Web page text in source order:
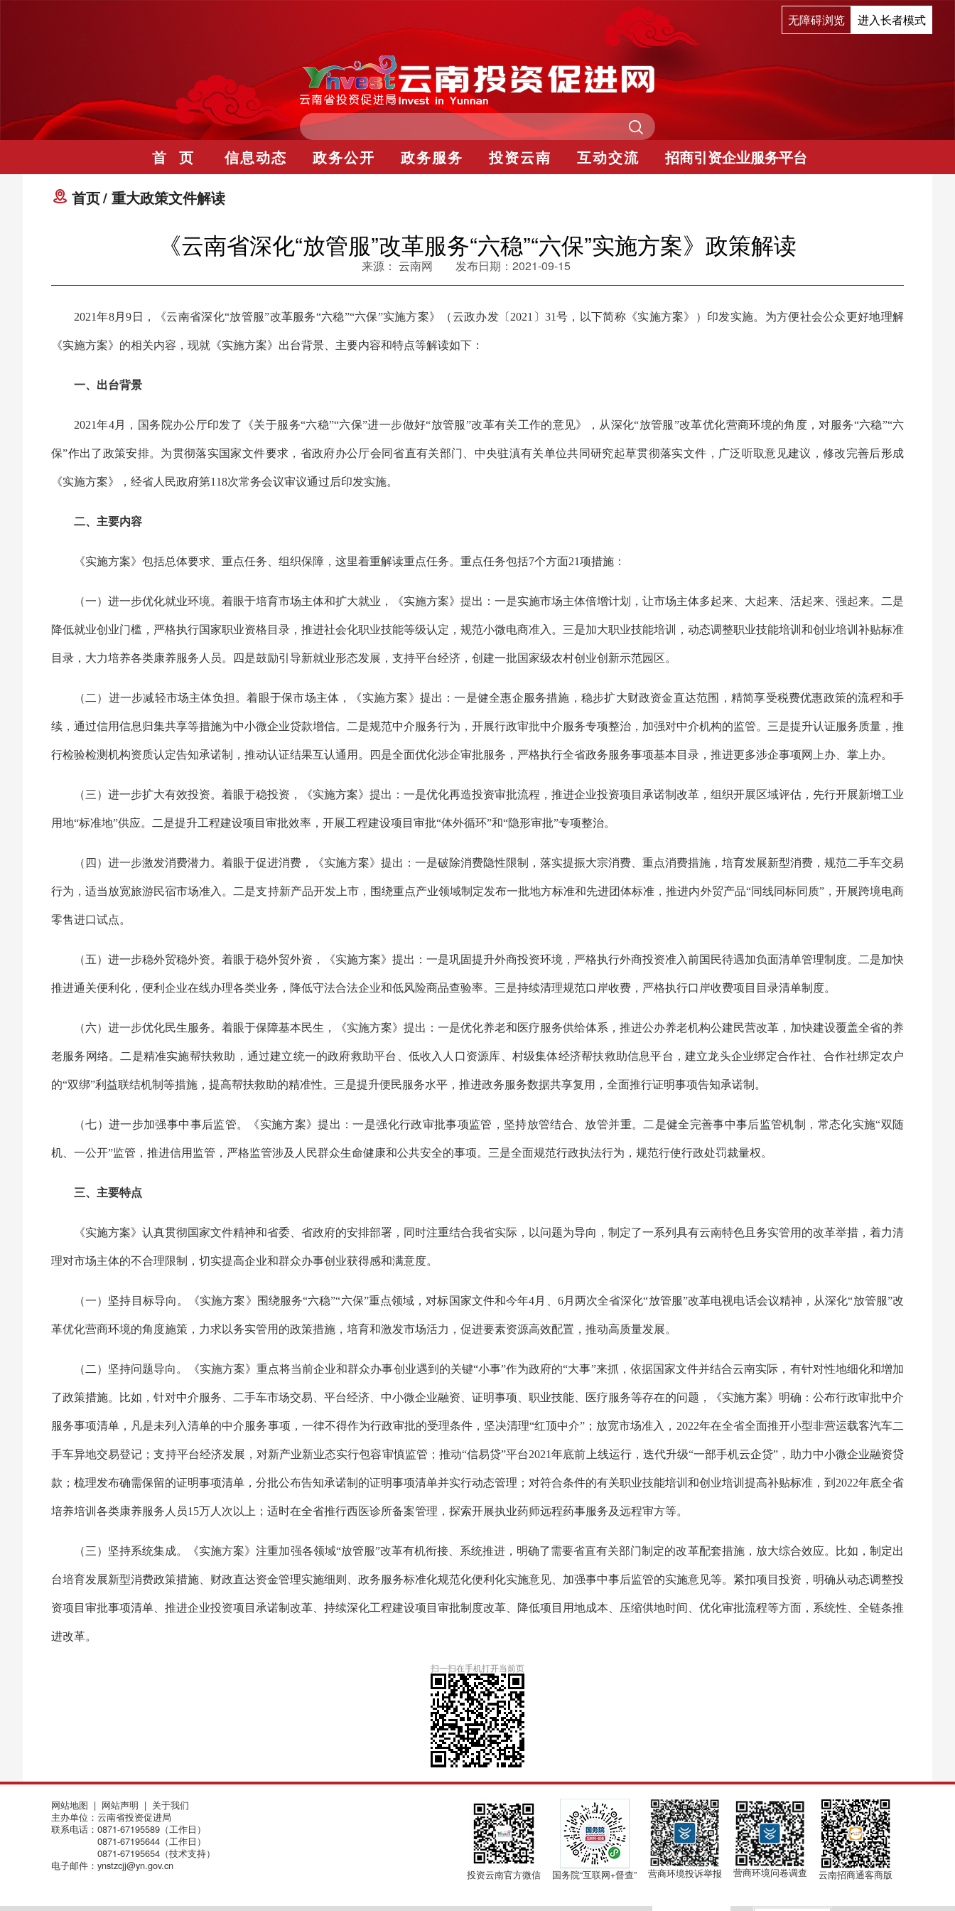
无障碍浏览 进入长者模式
首 页 信息动态 政务公开 政务服务 投资云南 互动交流
招商引资企业服务平台
首页 重大政策文件解读
《云南省深化“放管服”改革服务“六稳”“六保”实施方案》政策解读
来源： 云南网 发布日期： 2021-09-15
2021年8月9日，《云南省深化“放管服”改革服务“六稳”“六保”实施方案》（云政办发〔2021〕31号，以下简称《实施方案》）印发实施。为方便社会公众更好地理解
《实施方案》的相关内容，现就《实施方案》出台背景、主要内容和特点等解读如下：
一、出台背景
2021年4月，国务院办公厅印发了《关于服务“六稳”“六保”进一步做好“放管服”改革有关工作的意见》，从深化“放管服”改革优化营商环境的角度，对服务“六稳”“六
保”作出了政策安排。为贯彻落实国家文件要求，省政府办公厅会同省直有关部门、中央驻滇有关单位共同研究起草贯彻落实文件，广泛听取意见建议，修改完善后形成
《实施方案》，经省人民政府第118次常务会议审议通过后印发实施。
二、主要内容
《实施方案》包括总体要求、重点任务、组织保障，这里着重解读重点任务。重点任务包括7个方面21项措施：
（一）进一步优化就业环境。着眼于培育市场主体和扩大就业，《实施方案》提出：一是实施市场主体倍增计划，让市场主体多起来、大起来、活起来、强起来。二是
降低就业创业门槛，严格执行国家职业资格目录，推进社会化职业技能等级认定，规范小微电商准入。三是加大职业技能培训，动态调整职业技能培训和创业培训补贴标准
目录，大力培养各类康养服务人员。四是鼓励引导新就业形态发展，支持平台经济，创建一批国家级农村创业创新示范园区。
（二）进一步减轻市场主体负担。着眼于保市场主体，《实施方案》提出：一是健全惠企服务措施，稳步扩大财政资金直达范围，精简享受税费优惠政策的流程和手
续，通过信用信息归集共享等措施为中小微企业贷款增信。二是规范中介服务行为，开展行政审批中介服务专项整治，加强对中介机构的监管。三是提升认证服务质量，推
行检验检测机构资质认定告知承诺制，推动认证结果互认通用。四是全面优化涉企审批服务，严格执行全省政务服务事项基本目录，推进更多涉企事项网上办、掌上办。
（三）进一步扩大有效投资。着眼于稳投资，《实施方案》提出：一是优化再造投资审批流程，推进企业投资项目承诺制改革，组织开展区域评估，先行开展新增工业
用地“标准地”供应。二是提升工程建设项目审批效率，开展工程建设项目审批“体外循环”和“隐形审批”专项整治。
（四）进一步激发消费潜力。着眼于促进消费，《实施方案》提出：一是破除消费隐性限制，落实提振大宗消费、重点消费措施，培育发展新型消费，规范二手车交易
行为，适当放宽旅游民宿市场准入。二是支持新产品开发上市，围绕重点产业领域制定发布一批地方标准和先进团体标准，推进内外贸产品“同线同标同质”，开展跨境电商
零售进口试点。
（五）进一步稳外贸稳外资。着眼于稳外贸外资，《实施方案》提出：一是巩固提升外商投资环境，严格执行外商投资准入前国民待遇加负面清单管理制度。二是加快
推进通关便利化，便利企业在线办理各类业务，降低守法合法企业和低风险商品查验率。三是持续清理规范口岸收费，严格执行口岸收费项目目录清单制度。
（六）进一步优化民生服务。着眼于保障基本民生，《实施方案》提出：一是优化养老和医疗服务供给体系，推进公办养老机构公建民营改革，加快建设覆盖全省的养
老服务网络。二是精准实施帮扶救助，通过建立统一的政府救助平台、低收入人口资源库、村级集体经济帮扶救助信息平台，建立龙头企业绑定合作社、合作社绑定农户
的“双绑”利益联结机制等措施，提高帮扶救助的精准性。三是提升便民服务水平，推进政务服务数据共享复用，全面推行证明事项告知承诺制。
（七）进一步加强事中事后监管。《实施方案》提出：一是强化行政审批事项监管，坚持放管结合、放管并重。二是健全完善事中事后监管机制，常态化实施“双随
机、一公开”监管，推进信用监管，严格监管涉及人民群众生命健康和公共安全的事项。三是全面规范行政执法行为，规范行使行政处罚裁量权。
三、主要特点
《实施方案》认真贯彻国家文件精神和省委、省政府的安排部署，同时注重结合我省实际，以问题为导向，制定了一系列具有云南特色且务实管用的改革举措，着力清
理对市场主体的不合理限制，切实提高企业和群众办事创业获得感和满意度。
（一）坚持目标导向。《实施方案》围绕服务“六稳”“六保”重点领域，对标国家文件和今年4月、6月两次全省深化“放管服”改革电视电话会议精神，从深化“放管服”改
革优化营商环境的角度施策，力求以务实管用的政策措施，培育和激发市场活力，促进要素资源高效配置，推动高质量发展。
（二）坚持问题导向。《实施方案》重点将当前企业和群众办事创业遇到的关键“小事”作为政府的“大事”来抓，依据国家文件并结合云南实际，有针对性地细化和增加
了政策措施。比如，针对中介服务、二手车市场交易、平台经济、中小微企业融资、证明事项、职业技能、医疗服务等存在的问题，《实施方案》明确：公布行政审批中介
服务事项清单，凡是未列入清单的中介服务事项，一律不得作为行政审批的受理条件，坚决清理“红顶中介”；放宽市场准入，2022年在全省全面推开小型非营运载客汽车二
手车异地交易登记；支持平台经济发展，对新产业新业态实行包容审慎监管；推动“信易贷”平台2021年底前上线运行，迭代升级“一部手机云企贷”，助力中小微企业融资贷
款；梳理发布确需保留的证明事项清单，分批公布告知承诺制的证明事项清单并实行动态管理；对符合条件的有关职业技能培训和创业培训提高补贴标准，到2022年底全省
培养培训各类康养服务人员15万人次以上；适时在全省推行西医诊所备案管理，探索开展执业药师远程药事服务及远程审方等。
（三）坚持系统集成。《实施方案》注重加强各领域“放管服”改革有机衔接、系统推进，明确了需要省直有关部门制定的改革配套措施，放大综合效应。比如，制定出
台培育发展新型消费政策措施、财政直达资金管理实施细则、政务服务标准化规范化便利化实施意见、加强事中事后监管的实施意见等。紧扣项目投资，明确从动态调整投
资项目审批事项清单、推进企业投资项目承诺制改革、持续深化工程建设项目审批制度改革、降低项目用地成本、压缩供地时间、优化审批流程等方面，系统性、全链条推
进改革。
扫一扫在手机打开当前页
网站地图 | 网站声明 | 关于我们
主办单位：云南省投资促进局
联系电话：0871-67195589（工作日）
0871-67195644（工作日）
0871-67195654（技术支持）
电子邮件：ynstzcjj@yn.gov.cn
投资云南官方微信 国务院“互联网+督查” 营商环境投诉举报 营商环境问卷调查 云南招商通客商版